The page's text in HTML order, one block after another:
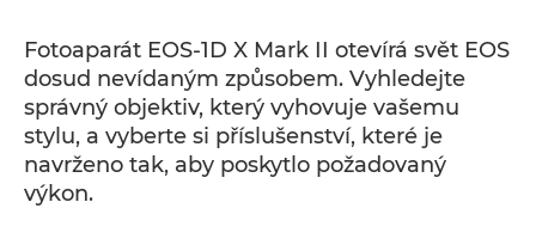
Fotoaparát EOS-1D X Mark II otevírá svět EOS
dosud nevídaným způsobem. Vyhledejte
správný objektiv, který vyhovuje vašemu
stylu, a vyberte si příslušenství, které je
navrženo tak, aby poskytlo požadovaný
výkon.